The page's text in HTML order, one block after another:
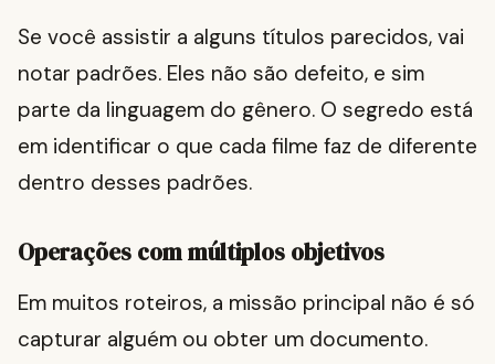
Se você assistir a alguns títulos parecidos, vai
notar padrões. Eles não são defeito, e sim
parte da linguagem do gênero. O segredo está
em identificar o que cada filme faz de diferente
dentro desses padrões.
Operações com múltiplos objetivos
Em muitos roteiros, a missão principal não é só
capturar alguém ou obter um documento.